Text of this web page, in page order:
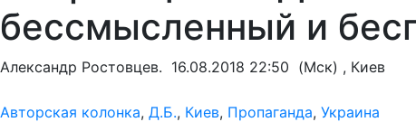
бессмысленный и
Александр Ростовцев. 16.08.2018 22:50 (Мск) , Киев
Авторская колонка, Д.Б., Киев, Пропаганда, Украина